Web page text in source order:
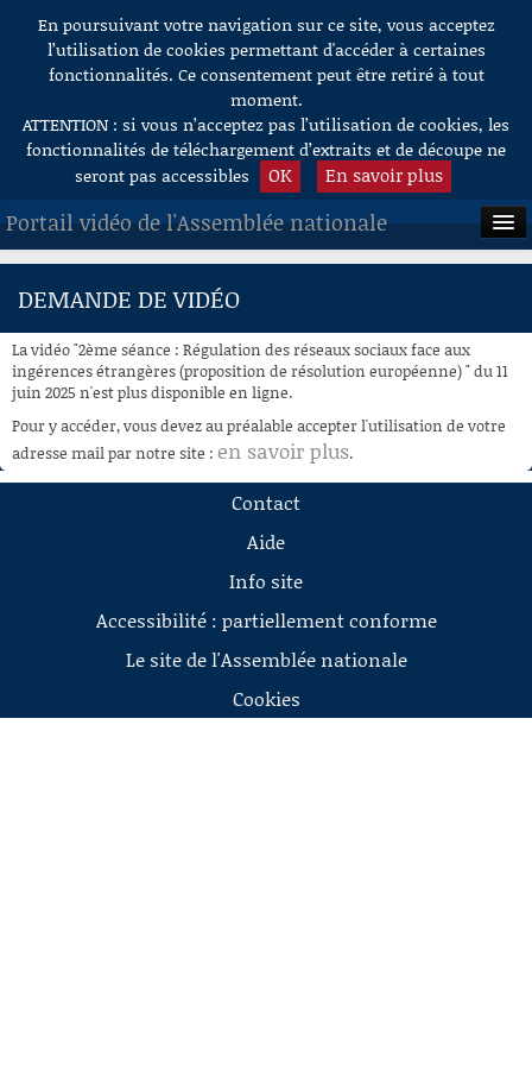
Aller au contenu
En poursuivant votre navigation sur ce site, vous acceptez
l’utilisation de cookies permettant d'accéder à certaines
fonctionnalités. Ce consentement peut être retiré à tout
moment.
ATTENTION : si vous n’acceptez pas l’utilisation de cookies, les
fonctionnalités de téléchargement d’extraits et de découpe ne
seront pas accessibles
OK En savoir plus
Portail vidéo de l'Assemblée nationale
ACCUEIL
À LA DEMANDE
RECHERCHE
AIDE À LA DÉCOUPE
DE VIDÉOS
DEMANDE DE VIDÉO
La vidéo "2ème séance : Régulation des réseaux sociaux face aux
ingérences étrangères (proposition de résolution européenne) " du 11
juin 2025 n'est plus disponible en ligne.
Pour y accéder, vous devez au préalable accepter l'utilisation de votre
adresse mail par notre site : en savoir plus.
Contact
Aide
Info site
Accessibilité : partiellement conforme
Le site de l'Assemblée nationale
Cookies